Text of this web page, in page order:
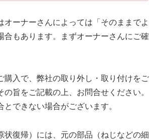
オーナーさんによっては「そのままでよ
合もあります。まずオーナーさんにご確
購入で、弊社の取り外し・取り付けをご
の旨をご記載の上、お問合せください。
とできない場合がございます。
状復帰）には、元の部品（ねじなどの細